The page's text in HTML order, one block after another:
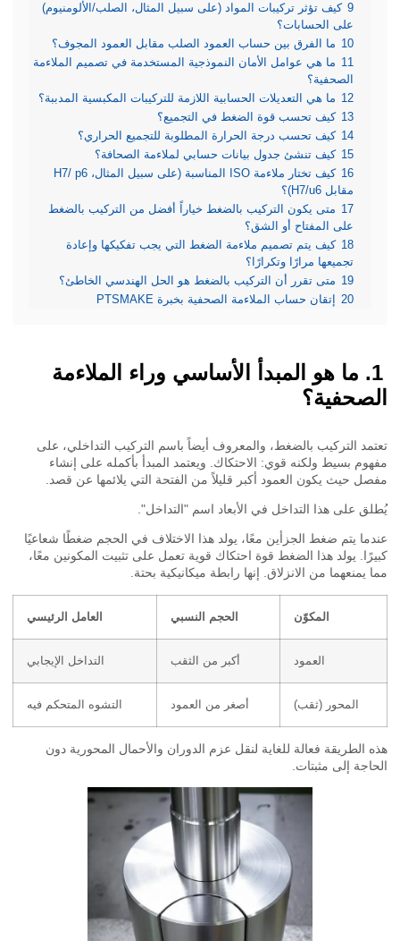
كيف تؤثر تركيبات المواد (على سبيل المثال، الصلب/الألومنيوم)
على الحسابات؟
ما الفرق بين حساب العمود الصلب مقابل العمود المجوف؟
ما هي عوامل الأمان النموذجية المستخدمة في تصميم الملاءمة
الصحفية؟
ما هي التعديلات الحسابية اللازمة للتركيبات المكبسية المدببة؟
كيف تحسب قوة الضغط في التجميع؟
كيف تحسب درجة الحرارة المطلوبة للتجميع الحراري؟
كيف تنشئ جدول بيانات حسابي لملاءمة الصحافة؟
كيف تختار ملاءمة ISO المناسبة (على سبيل المثال، H7/ p6
مقابل H7/u6)؟
متى يكون التركيب بالضغط خياراً أفضل من التركيب بالضغط
على المفتاح أو الشق؟
كيف يتم تصميم ملاءمة الضغط التي يجب تفكيكها وإعادة
تجميعها مرارًا وتكرارًا؟
متى تقرر أن التركيب بالضغط هو الحل الهندسي الخاطئ؟
إتقان حساب الملاءمة الصحفية بخبرة PTSMAKE
ما هو المبدأ الأساسي وراء الملاءمة
التركيب بالضغط، والمعروف أيضاً باسم التركيب التداخلي، على
بسيط ولكنه قوي: الاحتكاك. ويعتمد المبدأ بأكمله على إنشاء
حيث يكون العمود أكبر قليلاً من الفتحة التي يلائمها عن قصد.
على هذا التداخل في الأبعاد اسم "التداخل".
يتم ضغط الجزأين معًا، يولد هذا الاختلاف في الحجم ضغطًا شعاعيًا
يولد هذا الضغط قوة احتكاك قوية تعمل على تثبيت المكونين معًا،
يمنعهما من الانزلاق. إنها رابطة ميكانيكية بحتة.
المكوّن الحجم النسبي العامل الرئيسي
العمود أكبر من الثقب التداخل الإيجابي
المحور (ثقب) أصغر من العمود التشوه المتحكم فيه
الطريقة فعالة للغاية لنقل عزم الدوران والأحمال المحورية دون
إلى مثبتات.